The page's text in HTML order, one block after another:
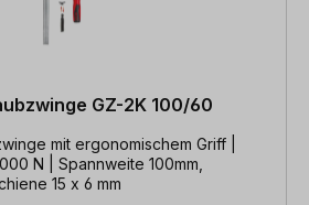
GZ-2K 100/60
mit ergonomischem Griff |
N | Spannweite 100mm,
15 x 6 mm